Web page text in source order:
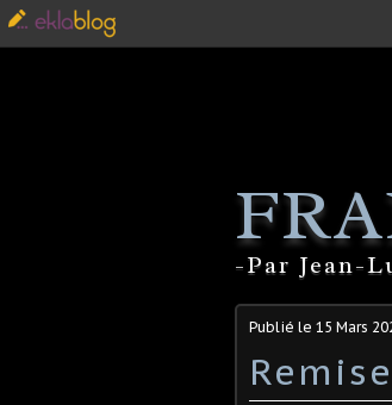
-Par Jean-
Publié le 15 Mars